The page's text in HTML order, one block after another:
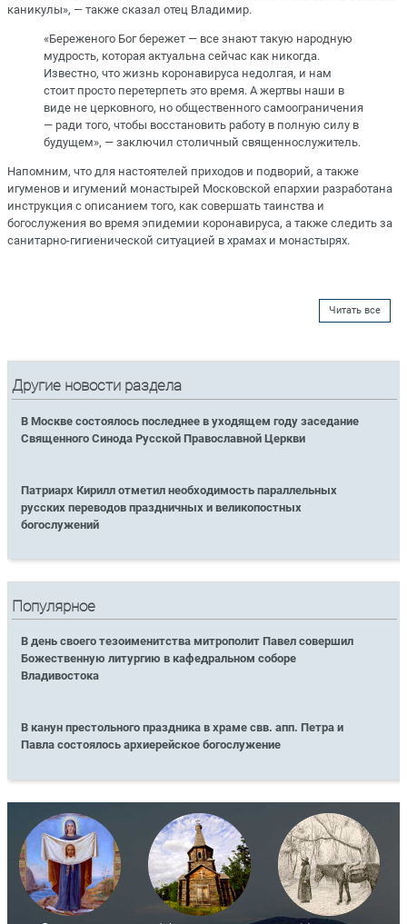
каникулы», — также сказал отец Владимир.
«Береженого Бог бережет — все знают такую народную
мудрость, которая актуальна сейчас как никогда.
Известно, что жизнь коронавируса недолгая, и нам
стоит просто перетерпеть это время. А жертвы наши в
виде не церковного, но общественного самоограничения
— ради того, чтобы восстановить работу в полную силу в
будущем», — заключил столичный священнослужитель.
Напомним, что для настоятелей приходов и подворий, а также
игуменов и игумений монастырей Московской епархии разработана
инструкция с описанием того, как совершать таинства и
богослужения во время эпидемии коронавируса, а также следить за
санитарно-гигиенической ситуацией в храмах и монастырях.
Читать все
Другие новости раздела
В Москве состоялось последнее в уходящем году заседание
Священного Синода Русской Православной Церкви
Патриарх Кирилл отметил необходимость параллельных
русских переводов праздничных и великопостных
богослужений
Популярное
В день своего тезоименитства митрополит Павел совершил
Божественную литургию в кафедральном соборе
Владивостока
В канун престольного праздника в храме свв. апп. Петра и
Павла состоялось архиерейское богослужение